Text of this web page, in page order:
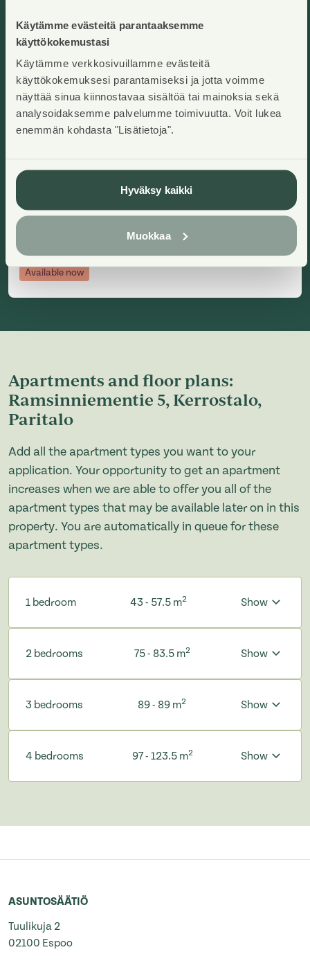
Käytämme evästeitä parantaaksemme
käyttökokemustasi
Käytämme verkkosivuillamme evästeitä
käyttökokemuksesi parantamiseksi ja jotta voimme
näyttää sinua kiinnostavaa sisältöä tai mainoksia sekä
analysoidaksemme palvelumme toimivuutta. Voit lukea
enemmän kohdasta "Lisätietoja".
Hyväksy kaikki
Muokkaa
75
Right-of-occupancy home
Apartment house
Residence charge/month
Right-of-occupancy payment:26327,53€
Construction year:1996
Available now
Apartments and floor plans:
Ramsinniementie 5, Kerrostalo,
Paritalo
Add all the apartment types you want to your
application. Your opportunity to get an apartment
increases when we are able to offer you all of the
apartment types that may be available later on in this
property. You are automatically in queue for these
apartment types.
1 bedroom 43 - 57.5 m2 Show
2 bedrooms 75 - 83.5 m2 Show
3 bedrooms 89 - 89 m2 Show
4 bedrooms 97 - 123.5 m2 Show
ASUNTOSÄÄTIÖ
Tuulikuja 2
02100 Espoo